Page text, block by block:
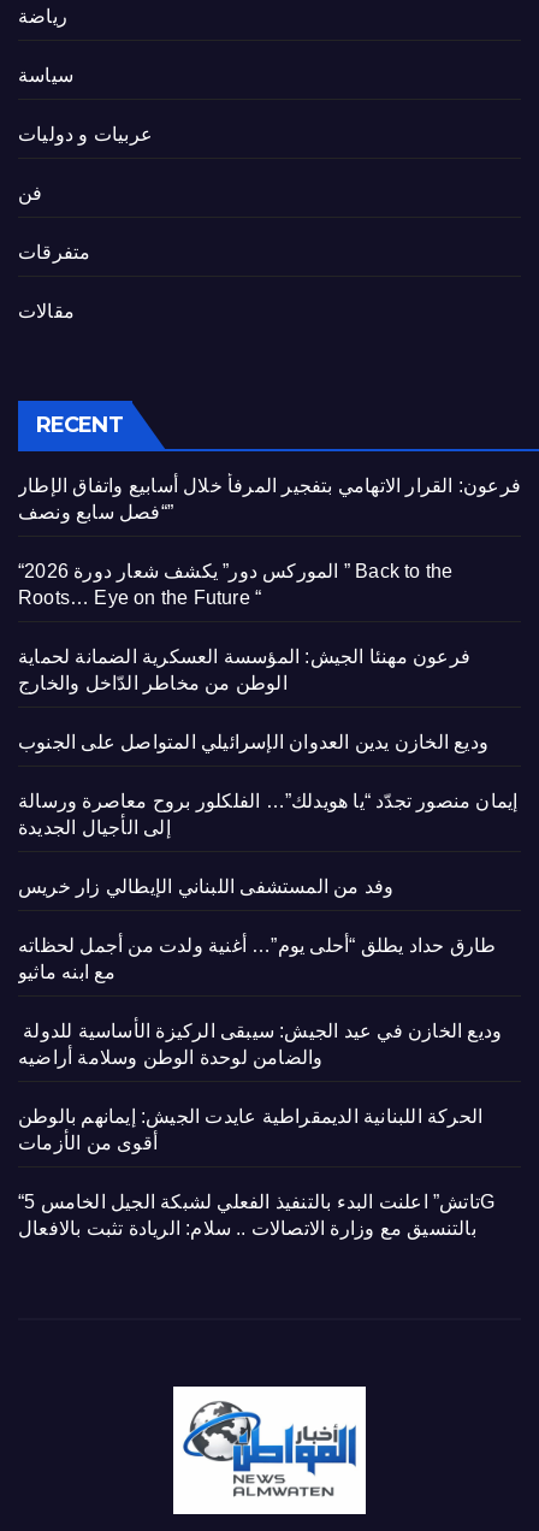
رياضة
سياسة
عربيات و دوليات
فن
متفرقات
مقالات
RECENT
فرعون: القرار الاتهامي بتفجير المرفأ خلال أسابيع واتفاق الإطار
“فصل سابع ونصف”
“الموركس دور” يكشف شعار دورة 2026 ” Back to the
Roots… Eye on the Future “
فرعون مهنئا الجيش: المؤسسة العسكرية الضمانة لحماية
الوطن من مخاطر الدّاخل والخارج
وديع الخازن يدين العدوان الإسرائيلي المتواصل على الجنوب
إيمان منصور تجدّد “يا هويدلك”… الفلكلور بروح معاصرة ورسالة
إلى الأجيال الجديدة
وفد من المستشفى اللبناني الإيطالي زار خريس
طارق حداد يطلق “أحلى يوم”… أغنية ولدت من أجمل لحظاته
مع ابنه ماثيو
والضامن لوحدة الوطن وسلامة أراضيه
الحركة اللبنانية الديمقراطية عايدت الجيش: إيمانهم بالوطن
أقوى من الأزمات
“تاتش” اعلنت البدء بالتنفيذ الفعلي لشبكة الجيل الخامس 5G
بالتنسيق مع وزارة الاتصالات .. سلام: الريادة تثبت بالافعال